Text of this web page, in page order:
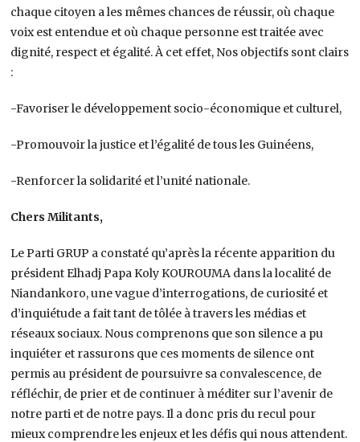
chaque citoyen a les mêmes chances de réussir, où chaque
voix est entendue et où chaque personne est traitée avec
dignité, respect et égalité. À cet effet, Nos objectifs sont clairs
:
-Favoriser le développement socio-économique et culturel,
-Promouvoir la justice et l’égalité de tous les Guinéens,
-Renforcer la solidarité et l’unité nationale.
Chers Militants,
Le Parti GRUP a constaté qu’après la récente apparition du
président Elhadj Papa Koly KOUROUMA dans la localité de
Niandankoro, une vague d’interrogations, de curiosité et
d’inquiétude a fait tant de tôlée à travers les médias et
réseaux sociaux. Nous comprenons que son silence a pu
inquiéter et rassurons que ces moments de silence ont
permis au président de poursuivre sa convalescence, de
réfléchir, de prier et de continuer à méditer sur l’avenir de
notre parti et de notre pays. Il a donc pris du recul pour
mieux comprendre les enjeux et les défis qui nous attendent.